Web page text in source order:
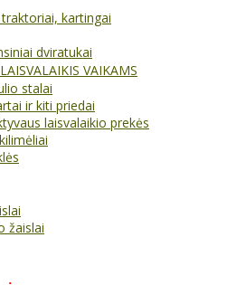
kartingai
dviratukai
VAIKAMS
stalai
ir kiti priedai
laisvalaikio prekės
žaislai